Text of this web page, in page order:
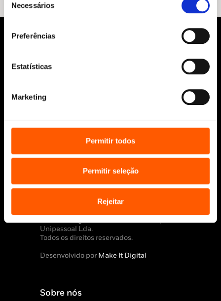
consentimento
Necessários
Preferências
Estatísticas
Marketing
Permitir todos
Permitir seleção
Rejeitar
Política de Cookies
Política de segurança e privacidade
Ajuda, Termos e Condições
Unipessoal Lda.
Todos os direitos reservados.
Desenvolvido porMake It Digital
Sobre nós